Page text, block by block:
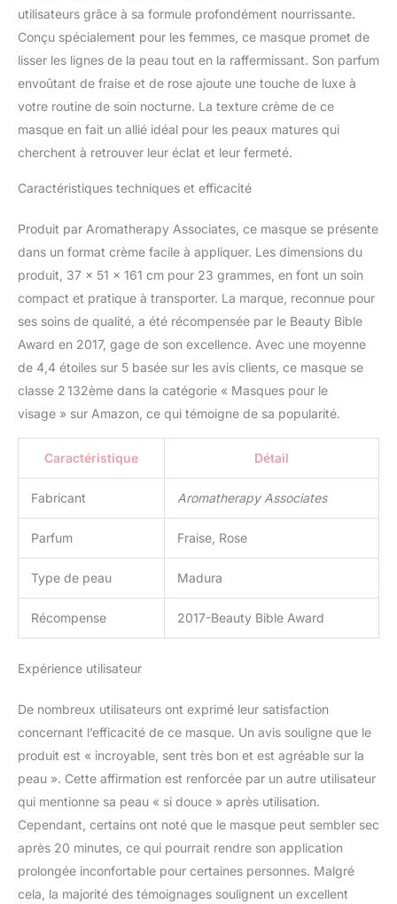
utilisateurs grâce à sa formule profondément nourrissante.
Conçu spécialement pour les femmes, ce masque promet de
lisser les lignes de la peau tout en la raffermissant. Son parfum
envoûtant de fraise et de rose ajoute une touche de luxe à
votre routine de soin nocturne. La texture crème de ce
masque en fait un allié idéal pour les peaux matures qui
cherchent à retrouver leur éclat et leur fermeté.
Caractéristiques techniques et efficacité
Produit par Aromatherapy Associates, ce masque se présente
dans un format crème facile à appliquer. Les dimensions du
produit, 37 x 51 x 161 cm pour 23 grammes, en font un soin
compact et pratique à transporter. La marque, reconnue pour
ses soins de qualité, a été récompensée par le Beauty Bible
Award en 2017, gage de son excellence. Avec une moyenne
de 4,4 étoiles sur 5 basée sur les avis clients, ce masque se
classe 2 132ème dans la catégorie « Masques pour le
visage » sur Amazon, ce qui témoigne de sa popularité.
Caractéristique Détail
Fabricant Aromatherapy Associates
Parfum Fraise, Rose
Type de peau Madura
Récompense 2017-Beauty Bible Award
Expérience utilisateur
De nombreux utilisateurs ont exprimé leur satisfaction
concernant l’efficacité de ce masque. Un avis souligne que le
produit est « incroyable, sent très bon et est agréable sur la
peau ». Cette affirmation est renforcée par un autre utilisateur
qui mentionne sa peau « si douce » après utilisation.
Cependant, certains ont noté que le masque peut sembler sec
après 20 minutes, ce qui pourrait rendre son application
prolongée inconfortable pour certaines personnes. Malgré
cela, la majorité des témoignages soulignent un excellent